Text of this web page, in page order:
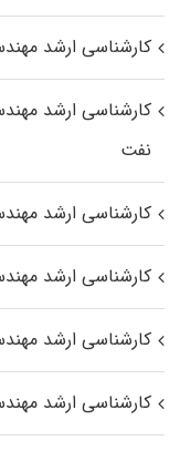
کارشناسی ارشد
کارشناسی ارشد
نفت
کارشناسی ارشد
کارشناسی ارشد
کارشناسی ارشد
کارشناسی ارشد